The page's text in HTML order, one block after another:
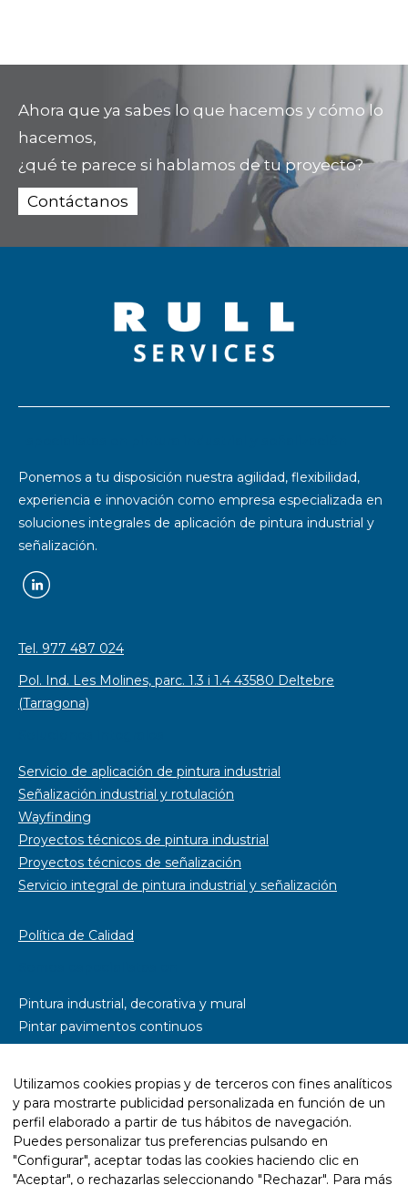
Ahora que ya sabes lo que hacemos y cómo lo
hacemos,
¿qué te parece si hablamos de tu proyecto?
Contáctanos
Ponemos a tu disposición nuestra agilidad, flexibilidad,
experiencia e innovación como empresa especializada en
soluciones integrales de aplicación de pintura industrial y
señalización.
Tel. 977 487 024
Pol. Ind. Les Molines, parc. 1.3 i 1.4 43580 Deltebre
(Tarragona)
Servicio de aplicación de pintura industrial
Señalización industrial y rotulación
Wayfinding
Proyectos técnicos de pintura industrial
Proyectos técnicos de señalización
Servicio integral de pintura industrial y señalización
Política de Calidad
Pintura industrial, decorativa y mural
Pintar pavimentos continuos
Pintar parkings
Pintar pistas deportivas
Señalética y rotulación
Diseño wayfinding
Trabajos con resina epoxi
Utilizamos cookies propias y de terceros con fines analíticos
y para mostrarte publicidad personalizada en función de un
perfil elaborado a partir de tus hábitos de navegación.
Puedes personalizar tus preferencias pulsando en
"Configurar", aceptar todas las cookies haciendo clic en
"Aceptar", o rechazarlas seleccionando "Rechazar". Para más